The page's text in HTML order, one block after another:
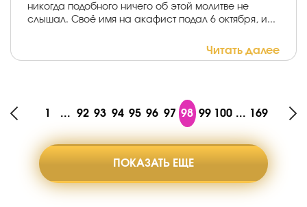
никогда подобного ничего об этой молитве не
слышал. Своё имя на акафист подал 6 октября, и...
Читать далее
1 ... 92 93 94 95 96 97 98 99 100 ... 169
ПОКАЗАТЬ ЕЩЕ